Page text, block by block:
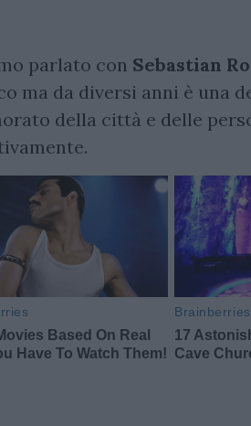
parlato con Sebastian
ma da diversi anni è una
della città e delle